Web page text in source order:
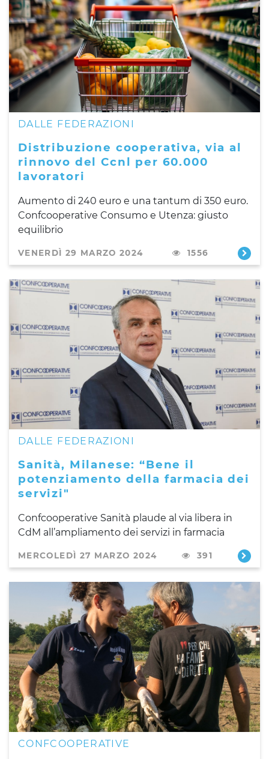
DALLE FEDERAZIONI
Distribuzione cooperativa, via al
rinnovo del Ccnl per 60.000
lavoratori
Aumento di 240 euro e una tantum di 350 euro.
Confcooperative Consumo e Utenza: giusto
equilibrio
VENERDÌ 29 MARZO 2024 1556
DALLE FEDERAZIONI
Sanità, Milanese: “Bene il
potenziamento della farmacia dei
servizi"
Confcooperative Sanità plaude al via libera in
CdM all’ampliamento dei servizi in farmacia
MERCOLEDÌ 27 MARZO 2024 391
CONFCOOPERATIVE